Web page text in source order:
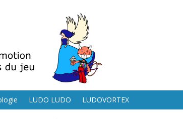
LUDO LUDO LUDOVORTEX